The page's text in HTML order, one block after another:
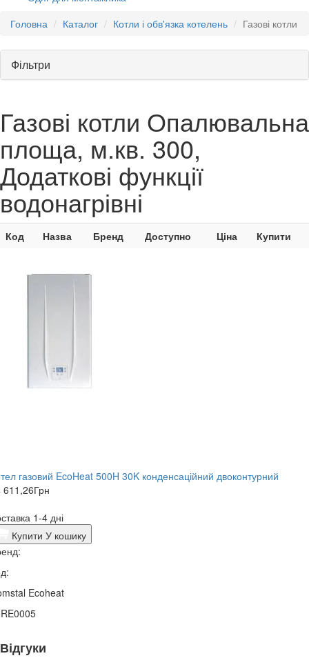
Головна
Каталог Котли і обв'язка котелень Газові котли
Фільтри
Газові котли Опалювальна
площа, м.кв. 300,
Додаткові функції
водонагрівні
Код Назва Бренд Доступно Ціна Купити
газовий EcoHeat 500H 30K конденсаційний двоконтурний
611,26Грн
1-4 дні
Купити У кошику
Ecoheat
Відгуки